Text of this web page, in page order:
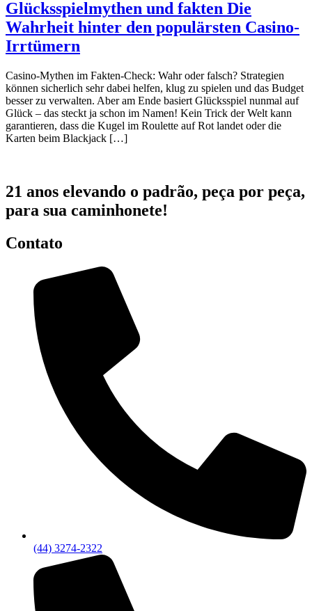
Glücksspielmythen und fakten Die
Wahrheit hinter den populärsten Casino-
Irrtümern
Casino-Mythen im Fakten-Check: Wahr oder falsch? Strategien
können sicherlich sehr dabei helfen, klug zu spielen und das Budget
besser zu verwalten. Aber am Ende basiert Glücksspiel nunmal auf
Glück – das steckt ja schon im Namen! Kein Trick der Welt kann
garantieren, dass die Kugel im Roulette auf Rot landet oder die
Karten beim Blackjack […]
21 anos elevando o padrão, peça por peça,
para sua caminhonete!
Contato
(44) 3274-2322